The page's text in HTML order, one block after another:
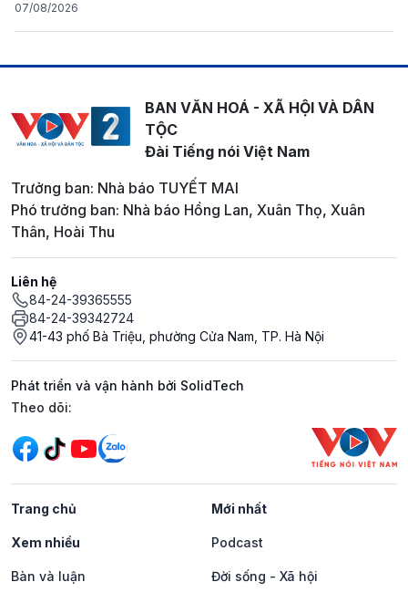
07/08/2026
BAN VĂN HOÁ - XÃ HỘI VÀ DÂN
TỘC
Đài Tiếng nói Việt Nam
Trưởng ban: Nhà báo TUYẾT MAI
Phó trưởng ban: Nhà báo Hồng Lan, Xuân Thọ, Xuân
Thân, Hoài Thu
Liên hệ
84-24-39365555
84-24-39342724
41-43 phố Bà Triệu, phường Cửa Nam, TP. Hà Nội
Phát triển và vận hành bởi SolidTech
Mạng xã hội
Theo dõi:
Trang chủ Mới nhất
Xem nhiều Podcast
Bàn và luận Đời sống - Xã hội